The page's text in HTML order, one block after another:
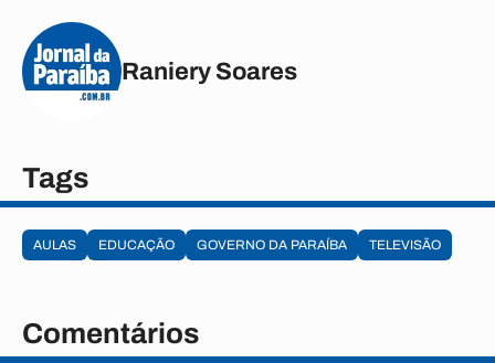
Raniery Soares
Tags
AULAS EDUCAÇÃO GOVERNO DA PARAÍBA TELEVISÃO
Comentários